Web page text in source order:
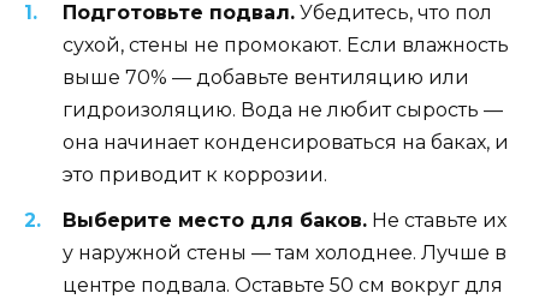
Подготовьте подвал. Убедитесь, что пол
сухой, стены не промокают. Если влажность
выше 70% — добавьте вентиляцию или
гидроизоляцию. Вода не любит сырость —
она начинает конденсироваться на баках, и
это приводит к коррозии.
Выберите место для баков. Не ставьте их
у наружной стены — там холоднее. Лучше в
центре подвала. Оставьте 50 см вокруг для